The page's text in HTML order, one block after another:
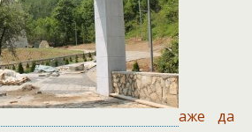
аже да